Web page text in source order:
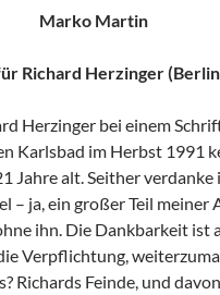
Marko Martin
Richard Herzinger
Herzinger bei einem
Karlsbad im Herbst 1991
Jahre alt. Seither
– ja, ein großer Teil meiner
ihn. Die Dankbarkeit ist
Verpflichtung,
Richards Feinde, und